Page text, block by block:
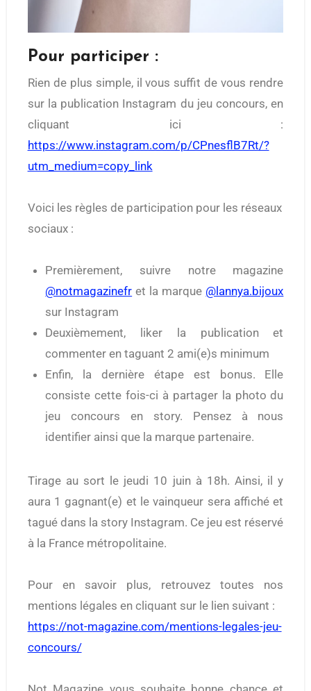
Pour participer :
Rien de plus simple, il vous suffit de vous rendre
sur la publication Instagram du jeu concours, en
cliquant ici :
https://www.instagram.com/p/CPnesflB7Rt/?
utm_medium=copy_link
Voici les règles de participation pour les réseaux
sociaux :
Premièrement, suivre notre magazine
@notmagazinefr et la marque @lannya.bijoux
sur Instagram
Deuxièmement, liker la publication et
commenter en taguant 2 ami(e)s minimum
Enfin, la dernière étape est bonus. Elle
consiste cette fois-ci à partager la photo du
jeu concours en story. Pensez à nous
identifier ainsi que la marque partenaire.
Tirage au sort le jeudi 10 juin à 18h. Ainsi, il y
aura 1 gagnant(e) et le vainqueur sera affiché et
tagué dans la story Instagram. Ce jeu est réservé
à la France métropolitaine.
Pour en savoir plus, retrouvez toutes nos
mentions légales en cliquant sur le lien suivant :
https://not-magazine.com/mentions-legales-jeu-
concours/